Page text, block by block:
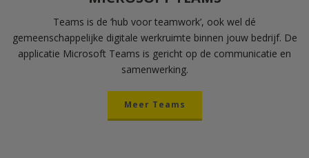
Teams is de ‘hub voor teamwork’, ook wel dé
gemeenschappelijke digitale werkruimte binnen jouw bedrijf. De
applicatie Microsoft Teams is gericht op de communicatie en
samenwerking.
Meer Teams